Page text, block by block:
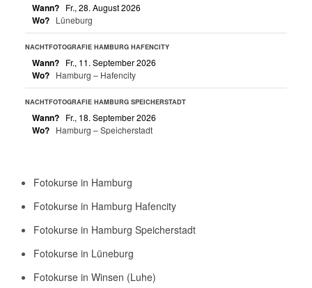
Wann? Fr., 28. August 2026
Wo? Lüneburg
NACHTFOTOGRAFIE HAMBURG HAFENCITY
Wann? Fr., 11. September 2026
Wo? Hamburg – Hafencity
NACHTFOTOGRAFIE HAMBURG SPEICHERSTADT
Wann? Fr., 18. September 2026
Wo? Hamburg – Speicherstadt
Fotokurse in Hamburg
Fotokurse in Hamburg Hafencity
Fotokurse in Hamburg Speicherstadt
Fotokurse in Lüneburg
Fotokurse in Winsen (Luhe)